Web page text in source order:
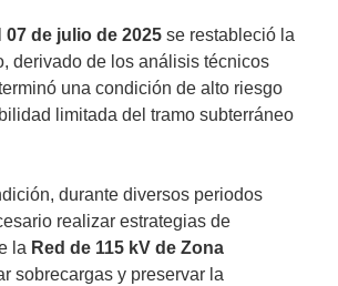
07 de julio de 2025 se restableció la
derivado de los análisis técnicos
una condición de alto riesgo
limitada del tramo subterráneo
durante diversos periodos
realizar estrategias de
la Red de 115 kV de Zona
sobrecargas y preservar la